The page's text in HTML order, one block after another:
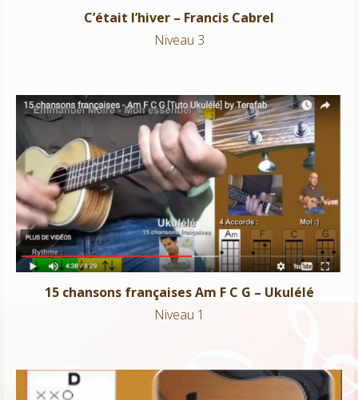
C’était l’hiver – Francis Cabrel
Niveau 3
15 chansons françaises Am F C G – Ukulélé
Niveau 1
15 chansons françaises Am F C G – Ukulélé
Niveau 1